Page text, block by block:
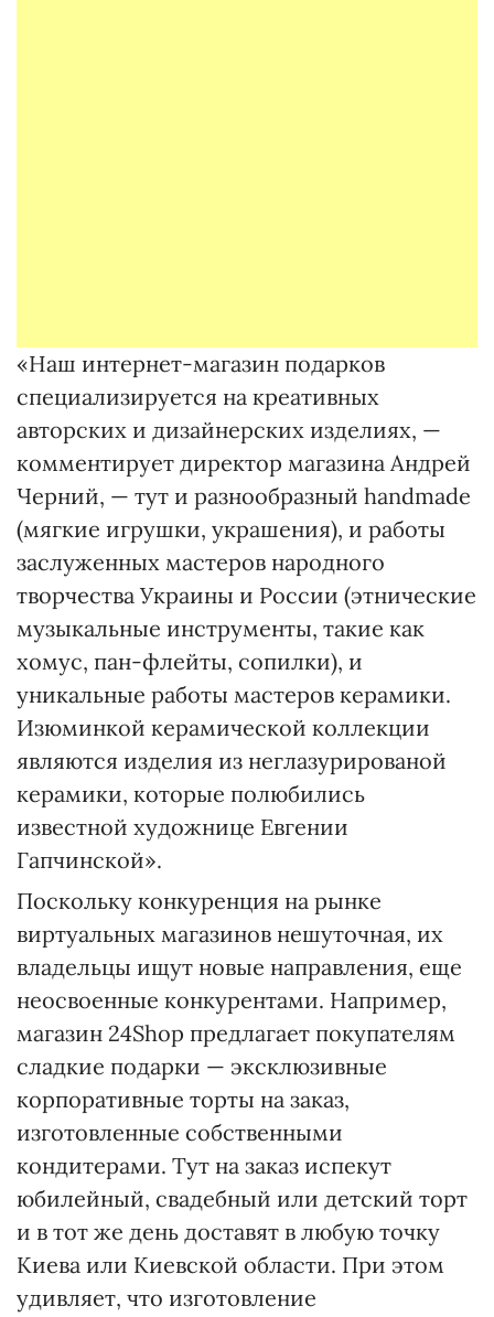
«Наш интернет-магазин подарков
специализируется на креативных
авторских и дизайнерских изделиях, —
комментирует директор магазина Андрей
Черний, — тут и разнообразный handmade
(мягкие игрушки, украшения), и работы
заслуженных мастеров народного
творчества Украины и России (этнические
музыкальные инструменты, такие как
хомус, пан-флейты, сопилки), и
уникальные работы мастеров керамики.
Изюминкой керамической коллекции
являются изделия из неглазурированой
керамики, которые полюбились
известной художнице Евгении
Гапчинской».
Поскольку конкуренция на рынке
виртуальных магазинов нешуточная, их
владельцы ищут новые направления, еще
неосвоенные конкурентами. Например,
магазин 24Shop предлагает покупателям
сладкие подарки — эксклюзивные
корпоративные торты на заказ,
изготовленные собственными
кондитерами. Тут на заказ испекут
юбилейный, свадебный или детский торт
и в тот же день доставят в любую точку
Киева или Киевской области. При этом
удивляет, что изготовление